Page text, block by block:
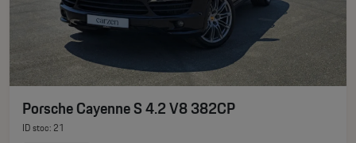
Porsche Cayenne S 4.2 V8 382CP
ID stoc: 21